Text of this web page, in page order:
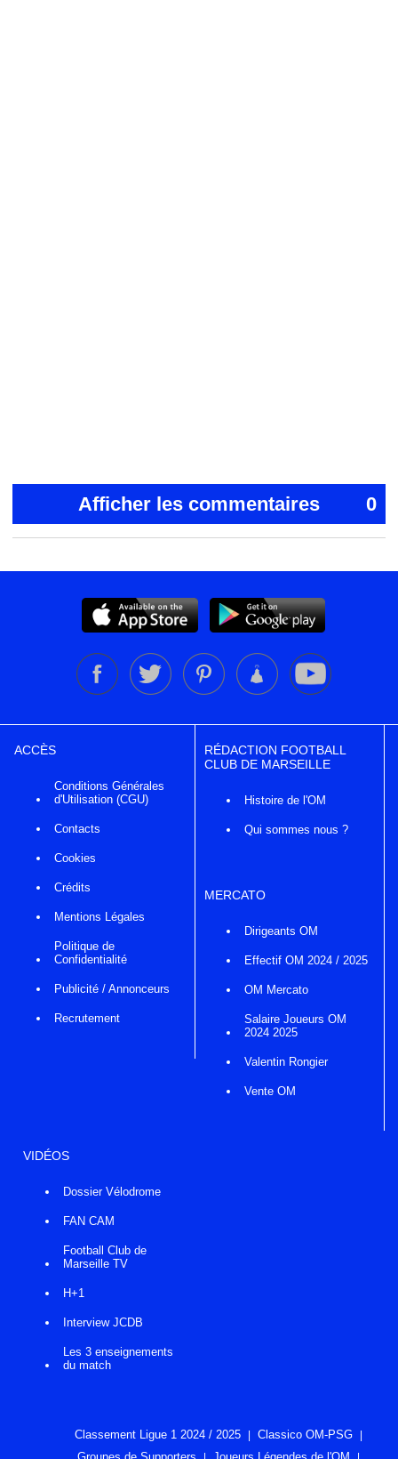
Afficher les commentaires 0
ACCÈS
Conditions Générales
d'Utilisation (CGU)
Contacts
Cookies
Crédits
Mentions Légales
Politique de
Confidentialité
Publicité / Annonceurs
Recrutement
RÉDACTION FOOTBALL
CLUB DE MARSEILLE
Histoire de l'OM
Qui sommes nous ?
MERCATO
Dirigeants OM
Effectif OM 2024 / 2025
OM Mercato
Salaire Joueurs OM
2024 2025
Valentin Rongier
Vente OM
VIDÉOS
Dossier Vélodrome
FAN CAM
Football Club de
Marseille TV
H+1
Interview JCDB
Les 3 enseignements
du match
Classement Ligue 1 2024 / 2025
Classico OM-PSG